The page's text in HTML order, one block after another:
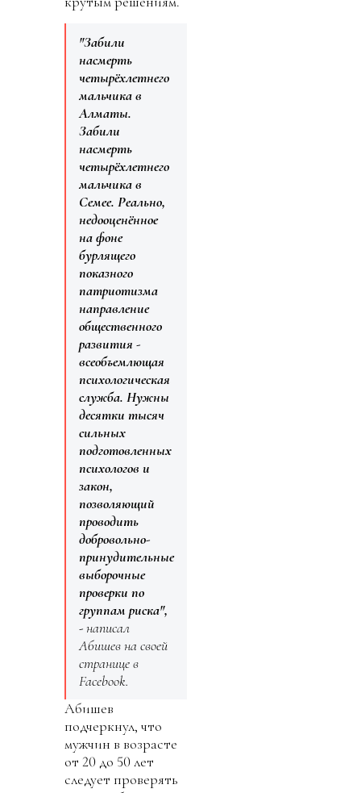
"Забили
насмерть
четырёхлетнего
мальчика в
Алматы.
Забили
насмерть
четырёхлетнего
мальчика в
Семее. Реально,
недооценённое
на фоне
бурлящего
показного
патриотизма
направление
общественного
развития -
всеобъемлющая
психологическая
служба. Нужны
десятки тысяч
сильных
подготовленных
психологов и
закон,
позволяющий
проводить
добровольно-
принудительные
выборочные
проверки по
группам риска",
- написал
Абишев на своей
странице в
Facebook.
Абишев
подчеркнул, что
мужчин в возрасте
от 20 до 50 лет
следует проверять